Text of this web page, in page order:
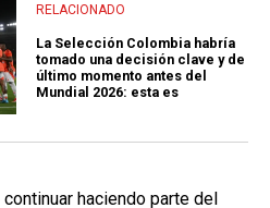
RELACIONADO
La Selección Colombia habría
tomado una decisión clave y de
último momento antes del
Mundial 2026: esta es
haciendo parte del